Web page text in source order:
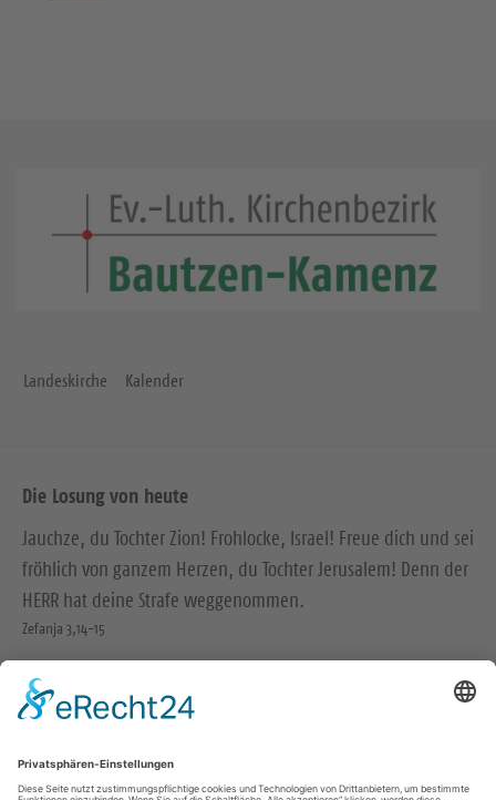
Landeskirche Kalender
Die Losung von heute
Jauchze, du Tochter Zion! Frohlocke, Israel! Freue dich und sei
fröhlich von ganzem Herzen, du Tochter Jerusalem! Denn der
HERR hat deine Strafe weggenommen.
Zefanja 3,14-15
Christus ist gekommen und hat im Evangelium Frieden
verkündigt euch, die ihr fern wart, und Frieden denen, die
Epheser 2,17